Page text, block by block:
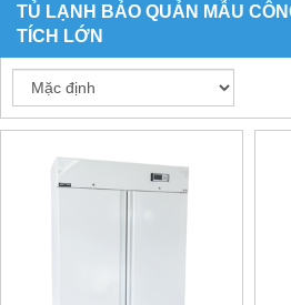
TỦ LẠNH BẢO QUẢN MẪU
TÍCH LỚN